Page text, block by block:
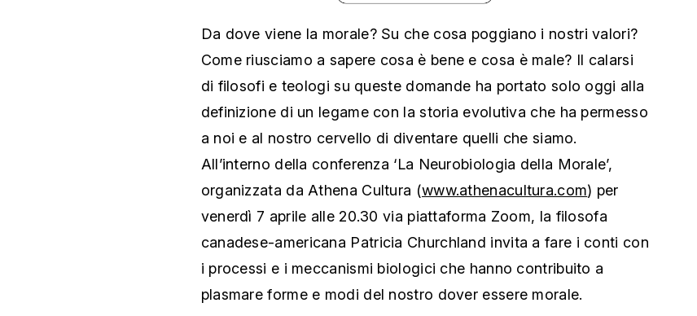
Da dove viene la morale? Su che cosa poggiano i nostri valori?
Come riusciamo a sapere cosa è bene e cosa è male? Il calarsi
di filosofi e teologi su queste domande ha portato solo oggi alla
definizione di un legame con la storia evolutiva che ha permesso
a noi e al nostro cervello di diventare quelli che siamo.
All’interno della conferenza ‘La Neurobiologia della Morale’,
organizzata da Athena Cultura (www.athenacultura.com) per
venerdì 7 aprile alle 20.30 via piattaforma Zoom, la filosofa
canadese-americana Patricia Churchland invita a fare i conti con
i processi e i meccanismi biologici che hanno contribuito a
plasmare forme e modi del nostro dover essere morale.